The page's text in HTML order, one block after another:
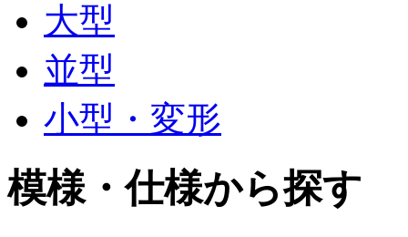
大型
並型
小型・変形
模様・仕様から探す